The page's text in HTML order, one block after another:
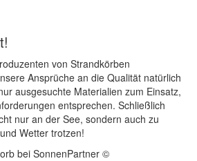
von Strandkörben
Ansprüche an die Qualität natürlich
ausgesuchte Materialien zum Einsatz,
entsprechen. Schließlich
nur an der See, sondern auch zu
Wetter trotzen!
bei SonnenPartner ©